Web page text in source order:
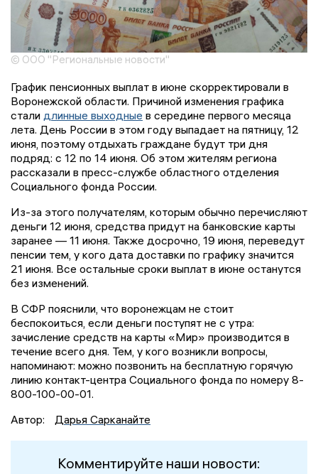
© ООО "Региональные новости"
График пенсионных выплат в июне скорректировали в
Воронежской области. Причиной изменения графика
стали длинные выходные в середине первого месяца
лета. День России в этом году выпадает на пятницу, 12
июня, поэтому отдыхать граждане будут три дня
подряд: с 12 по 14 июня. Об этом жителям региона
рассказали в пресс-службе областного отделения
Социального фонда России.
Из-за этого получателям, которым обычно перечисляют
деньги 12 июня, средства придут на банковские карты
заранее — 11 июня. Также досрочно, 19 июня, переведут
пенсии тем, у кого дата доставки по графику значится
21 июня. Все остальные сроки выплат в июне останутся
без изменений.
В СФР пояснили, что воронежцам не стоит
беспокоиться, если деньги поступят не с утра:
зачисление средств на карты «Мир» производится в
течение всего дня. Тем, у кого возникли вопросы,
напоминают: можно позвонить на бесплатную горячую
линию контакт-центра Социального фонда по номеру 8-
800-100-00-01.
Автор:
Дарья Сарканайте
Комментируйте наши новости: